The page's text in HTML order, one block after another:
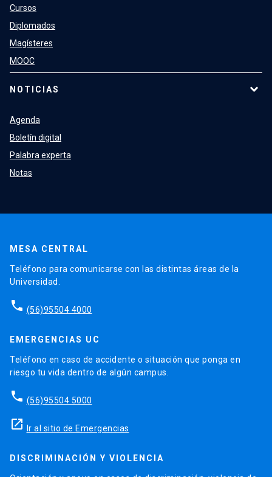
Cursos
Diplomados
Magísteres
MOOC
NOTICIAS
Agenda
Boletín digital
Palabra experta
Notas
MESA CENTRAL
Teléfono para comunicarse con las distintas áreas de la
Universidad.
phone (56)95504 4000
EMERGENCIAS UC
Teléfono en caso de accidente o situación que ponga en
riesgo tu vida dentro de algún campus.
phone (56)95504 5000
launch Ir al sitio de Emergencias
DISCRIMINACIÓN Y VIOLENCIA